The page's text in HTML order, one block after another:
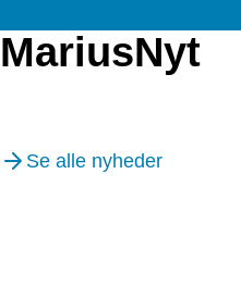
MariusNyt
Se alle nyheder